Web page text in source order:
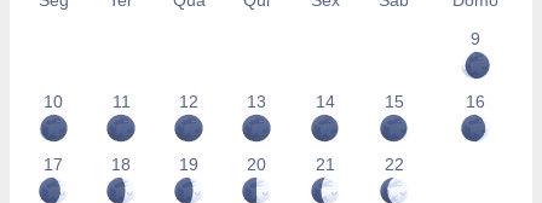
9
10 11 12 13 14 15 16
17 18 19 20 21 22